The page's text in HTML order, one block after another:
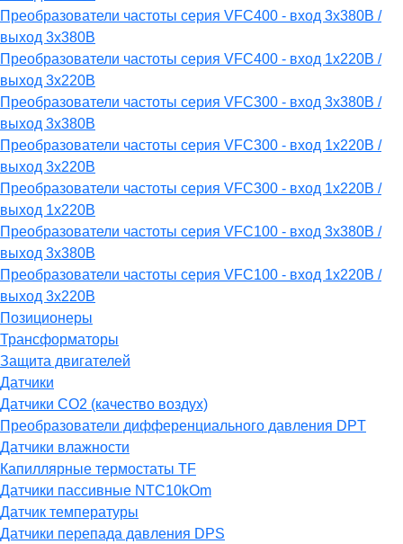
Преобразователи частоты серия VFC400 - вход 3х380В /
выход 3х380В
Преобразователи частоты серия VFC400 - вход 1х220В /
выход 3х220В
Преобразователи частоты серия VFC300 - вход 3х380В /
выход 3х380В
Преобразователи частоты серия VFC300 - вход 1х220В /
выход 3х220В
Преобразователи частоты серия VFC300 - вход 1х220В /
выход 1х220В
Преобразователи частоты серия VFC100 - вход 3х380В /
выход 3х380В
Преобразователи частоты серия VFC100 - вход 1х220В /
выход 3х220В
Позиционеры
Трансформаторы
Защита двигателей
Датчики
Датчики СО2 (качество воздух)
Преобразователи дифференциального давления DPT
Датчики влажности
Капиллярные термостаты TF
Датчики пассивные NTC10kOm
Датчик температуры
Датчики перепада давления DPS